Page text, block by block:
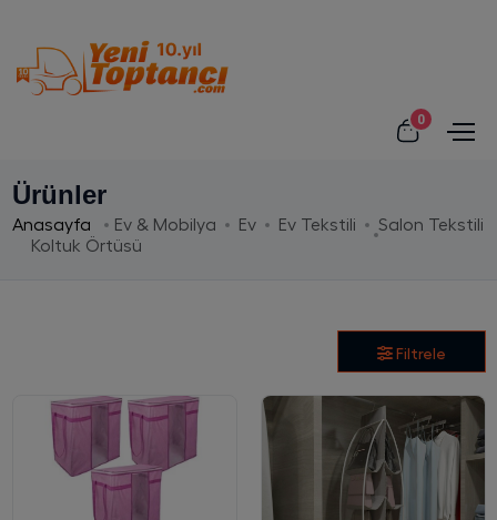
0
Ürünler
Anasayfa Ev & Mobilya Ev Ev Tekstili
Salon Tekstili
Koltuk Örtüsü
Filtrele